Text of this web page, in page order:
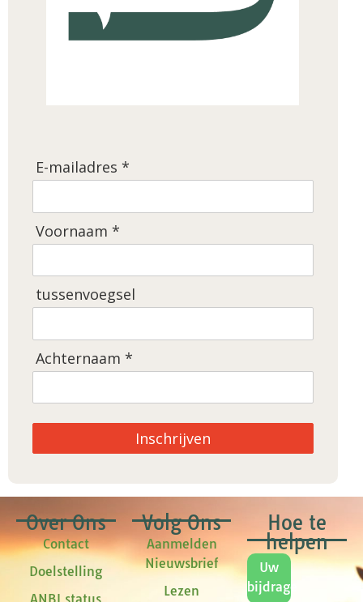
E-mailadres *
Voornaam *
tussenvoegsel
Achternaam *
Inschrijven
Over Ons
Contact
Doelstelling
Volg Ons
Aanmelden
Nieuwsbrief
Lezen
Hoe te
helpen
Uw
bijdrage